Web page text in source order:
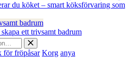
du köket – smart köksförvaring som
ett trivsamt badrum
för fröpåsar Korg anya